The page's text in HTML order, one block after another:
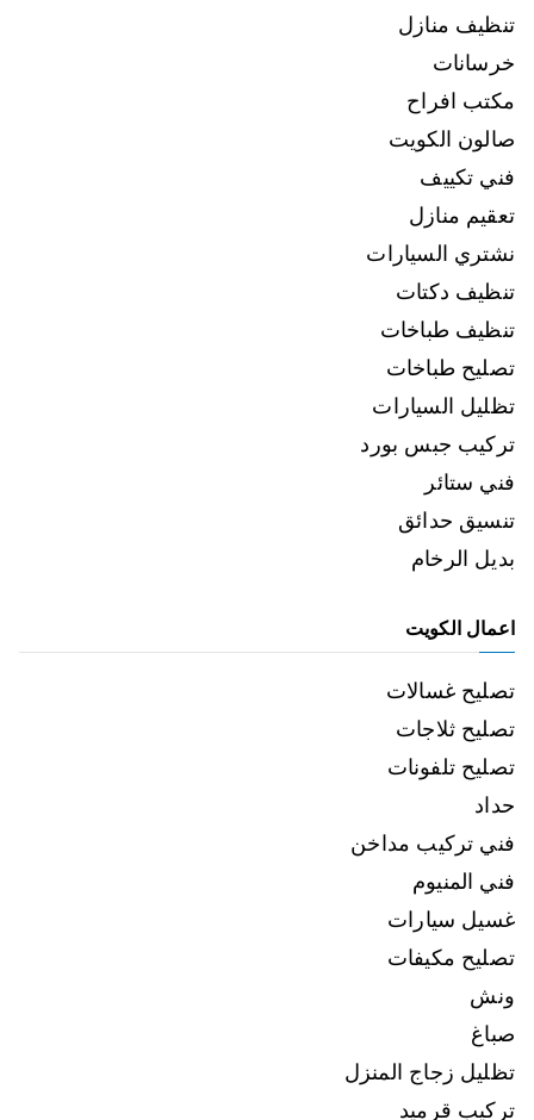
تنظيف منازل
خرسانات
مكتب افراح
صالون الكويت
فني تكييف
تعقيم منازل
نشتري السيارات
تنظيف دكتات
تنظيف طباخات
تصليح طباخات
تظليل السيارات
تركيب جبس بورد
فني ستائر
تنسيق حدائق
بديل الرخام
اعمال الكويت
تصليح غسالات
تصليح ثلاجات
تصليح تلفونات
حداد
فني تركيب مداخن
فني المنيوم
غسيل سيارات
تصليح مكيفات
ونش
صباغ
تظليل زجاج المنزل
تركيب قرميد